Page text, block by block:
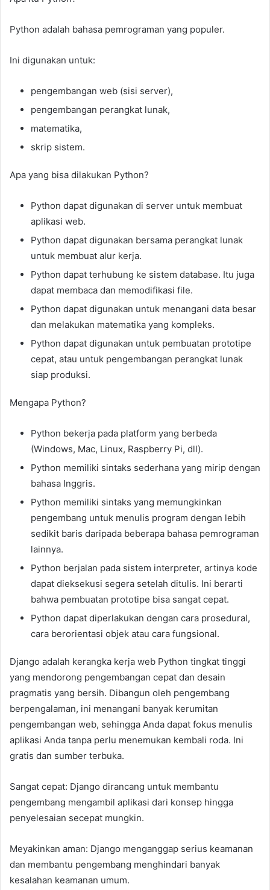
Python adalah bahasa pemrograman yang populer.
Ini digunakan untuk:
pengembangan web (sisi server),
pengembangan perangkat lunak,
matematika,
skrip sistem.
Apa yang bisa dilakukan Python?
Python dapat digunakan di server untuk membuat
aplikasi web.
Python dapat digunakan bersama perangkat lunak
untuk membuat alur kerja.
Python dapat terhubung ke sistem database. Itu juga
dapat membaca dan memodifikasi file.
Python dapat digunakan untuk menangani data besar
dan melakukan matematika yang kompleks.
Python dapat digunakan untuk pembuatan prototipe
cepat, atau untuk pengembangan perangkat lunak
siap produksi.
Mengapa Python?
Python bekerja pada platform yang berbeda
(Windows, Mac, Linux, Raspberry Pi, dll).
Python memiliki sintaks sederhana yang mirip dengan
bahasa Inggris.
Python memiliki sintaks yang memungkinkan
pengembang untuk menulis program dengan lebih
sedikit baris daripada beberapa bahasa pemrograman
lainnya.
Python berjalan pada sistem interpreter, artinya kode
dapat dieksekusi segera setelah ditulis. Ini berarti
bahwa pembuatan prototipe bisa sangat cepat.
Python dapat diperlakukan dengan cara prosedural,
cara berorientasi objek atau cara fungsional.
Django adalah kerangka kerja web Python tingkat tinggi
yang mendorong pengembangan cepat dan desain
pragmatis yang bersih. Dibangun oleh pengembang
berpengalaman, ini menangani banyak kerumitan
pengembangan web, sehingga Anda dapat fokus menulis
aplikasi Anda tanpa perlu menemukan kembali roda. Ini
gratis dan sumber terbuka.
Sangat cepat: Django dirancang untuk membantu
pengembang mengambil aplikasi dari konsep hingga
penyelesaian secepat mungkin.
Meyakinkan aman: Django menganggap serius keamanan
dan membantu pengembang menghindari banyak
kesalahan keamanan umum.